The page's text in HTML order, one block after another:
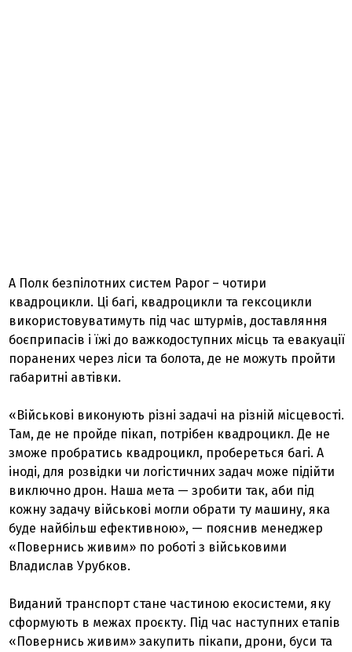
А Полк безпілотних систем Рарог – чотири
квадроцикли. Ці багі, квадроцикли та гексоцикли
використовуватимуть під час штурмів, доставляння
боєприпасів і їжі до важкодоступних місць та евакуації
поранених через ліси та болота, де не можуть пройти
габаритні автівки.
«Військові виконують різні задачі на різній місцевості.
Там, де не пройде пікап, потрібен квадроцикл. Де не
зможе пробратись квадроцикл, пробереться багі. А
іноді, для розвідки чи логістичних задач може підійти
виключно дрон. Наша мета — зробити так, аби під
кожну задачу військові могли обрати ту машину, яка
буде найбільш ефективною», — пояснив менеджер
«Повернись живим» по роботі з військовими
Владислав Урубков.
Виданий транспорт стане частиною екосистеми, яку
сформують в межах проєкту. Під час наступних етапів
«Повернись живим» закупить пікапи, дрони, буси та